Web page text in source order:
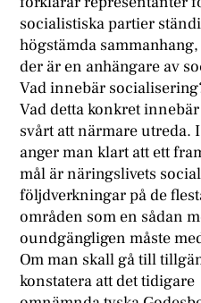
socialistiska partier
högstämda
der är en anhängare av
Vad innebär
Vad detta konkret
svårt att närmare
anger man klart att ett
mål är näringslivets
följdverkningar på de
områden som en sådan
oundgängligen måste
Om man skall gå till
konstatera att det tidigare